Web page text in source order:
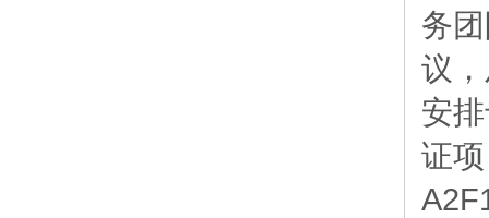
务
议
安
证